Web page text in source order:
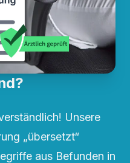
Unsere
„übersetzt“
aus Befunden in